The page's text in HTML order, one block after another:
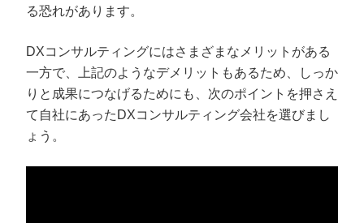
る恐れがあります。
DXコンサルティングにはさまざまなメリットがある
一方で、上記のようなデメリットもあるため、しっか
りと成果につなげるためにも、次のポイントを押さえ
て自社にあったDXコンサルティング会社を選びまし
ょう。